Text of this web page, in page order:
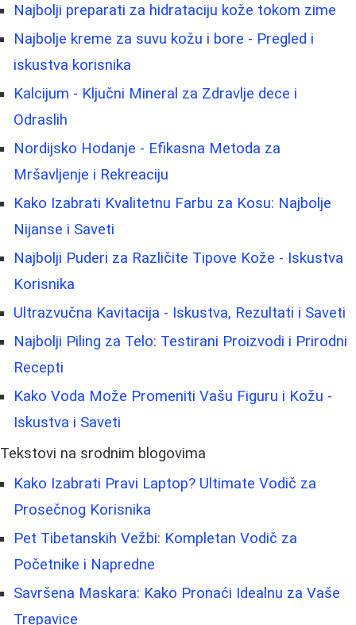
Najbolji preparati za hidrataciju kože tokom zime
Najbolje kreme za suvu kožu i bore - Pregled i
iskustva korisnika
Kalcijum - Ključni Mineral za Zdravlje dece i
Odraslih
Nordijsko Hodanje - Efikasna Metoda za
Mršavljenje i Rekreaciju
Kako Izabrati Kvalitetnu Farbu za Kosu: Najbolje
Nijanse i Saveti
Najbolji Puderi za Različite Tipove Kože - Iskustva
Korisnika
Ultrazvučna Kavitacija - Iskustva, Rezultati i Saveti
Najbolji Piling za Telo: Testirani Proizvodi i Prirodni
Recepti
Kako Voda Može Promeniti Vašu Figuru i Kožu -
Iskustva i Saveti
Tekstovi na srodnim blogovima
Kako Izabrati Pravi Laptop? Ultimate Vodič za
Prosečnog Korisnika
Pet Tibetanskih Vežbi: Kompletan Vodič za
Početnike i Napredne
Savršena Maskara: Kako Pronaći Idealnu za Vaše
Trepavice